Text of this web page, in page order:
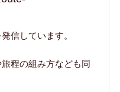
信しています。
程の組み方なども同